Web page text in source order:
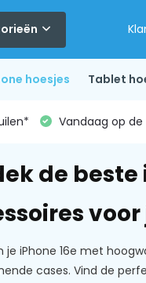
hoesjes Tablet
Vandaag op de
de beste
je iPhone 16e met
cases. Vind de